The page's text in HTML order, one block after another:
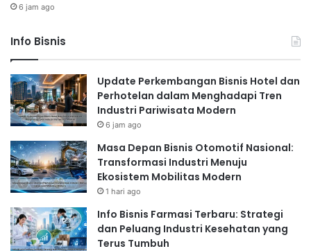
6 jam ago
Info Bisnis
Update Perkembangan Bisnis Hotel dan
Perhotelan dalam Menghadapi Tren
Industri Pariwisata Modern
6 jam ago
Masa Depan Bisnis Otomotif Nasional:
Transformasi Industri Menuju
Ekosistem Mobilitas Modern
1 hari ago
Info Bisnis Farmasi Terbaru: Strategi
dan Peluang Industri Kesehatan yang
Terus Tumbuh